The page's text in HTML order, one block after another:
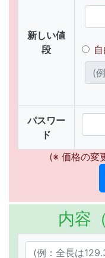
新しい値
段
パスワー
ド
(※ 価格の変
内容